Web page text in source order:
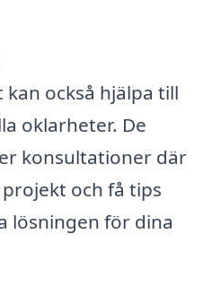
också hjälpa till
oklarheter. De
konsultationer där
och få tips
lösningen för dina